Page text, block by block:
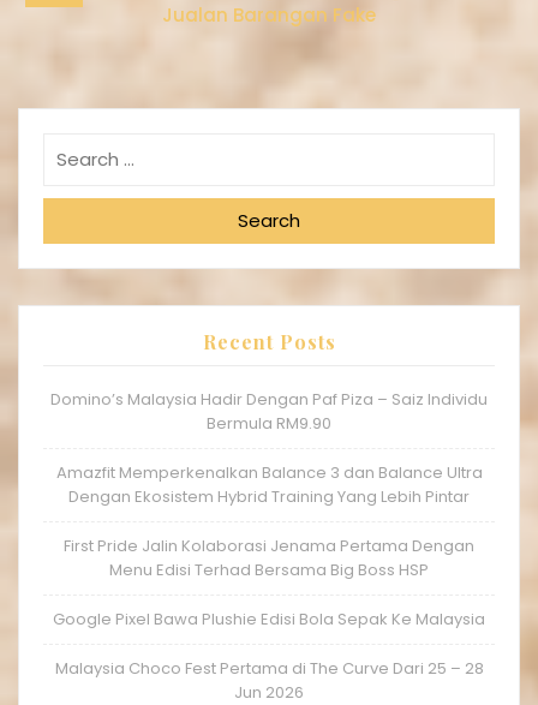
Jualan Barangan Fake
Search
Recent Posts
Domino’s Malaysia Hadir Dengan Paf Piza – Saiz Individu
Bermula RM9.90
Amazfit Memperkenalkan Balance 3 dan Balance Ultra
Dengan Ekosistem Hybrid Training Yang Lebih Pintar
First Pride Jalin Kolaborasi Jenama Pertama Dengan
Menu Edisi Terhad Bersama Big Boss HSP
Google Pixel Bawa Plushie Edisi Bola Sepak Ke Malaysia
Malaysia Choco Fest Pertama di The Curve Dari 25 – 28
Jun 2026